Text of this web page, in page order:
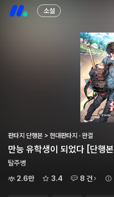
소설
판타지 단행본 > 현대판타지 · 완결
만능 유학생이 되었다 [단행본]
탈주병
2.6만
3.4 8 건